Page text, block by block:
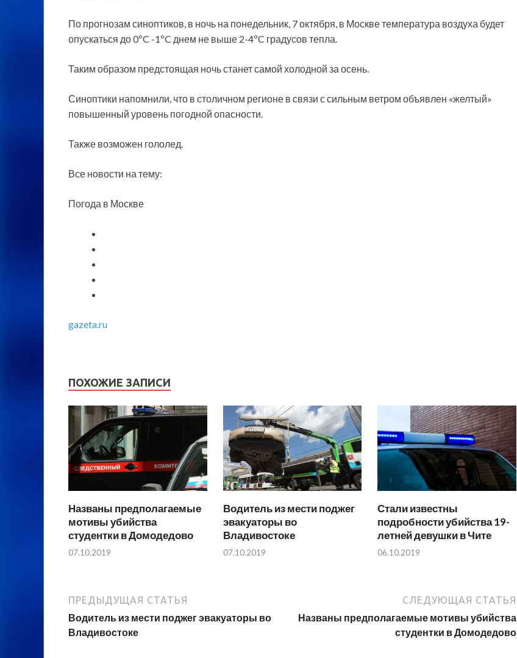
По прогнозам синоптиков, в ночь на понедельник, 7 октября, в Москве температура воздуха будет
опускаться до 0ºC -1ºC днем не выше 2-4ºC градусов тепла.
Таким образом предстоящая ночь станет самой холодной за осень.
Синоптики напомнили, что в столичном регионе в связи с сильным ветром объявлен «желтый»
повышенный уровень погодной опасности.
Также возможен гололед.
Все новости на тему:
Погода в Москве
gazeta.ru
ПОХОЖИЕ ЗАПИСИ
Названы предполагаемые
мотивы убийства
студентки в Домодедово
07.10.2019
Водитель из мести поджег
эвакуаторы во
Владивостоке
07.10.2019
Стали известны
подробности убийства 19-
летней девушки в Чите
06.10.2019
ПРЕДЫДУЩАЯ СТАТЬЯ
Водитель из мести поджег эвакуаторы во
Владивостоке
СЛЕДУЮЩАЯ СТАТЬЯ
Названы предполагаемые мотивы убийства
студентки в Домодедово